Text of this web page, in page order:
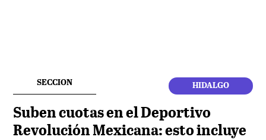
SECCION HIDALGO
Suben cuotas en el Deportivo
Revolución Mexicana: esto incluye